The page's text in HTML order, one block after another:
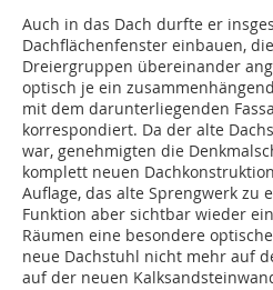
Auch in das Dach durfte er
Dachflächenfenster einbauen,
Dreiergruppen übereinander
optisch je ein
mit dem darunterliegenden
korrespondiert. Da der alte
war, genehmigten die
komplett neuen
Auflage, das alte Sprengwerk zu
Funktion aber sichtbar wieder
Räumen eine besondere
neue Dachstuhl nicht mehr auf
auf der neuen